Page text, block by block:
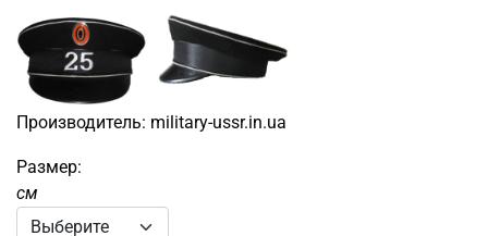
Производитель: military-ussr.in.ua
Размер:
см